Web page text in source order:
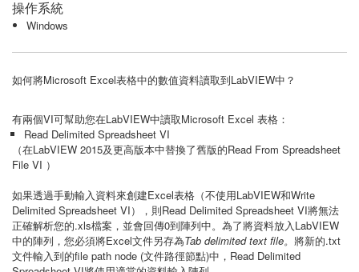
操作系統
Windows
如何將Microsoft Excel表格中的數值資料讀取到LabVIEW中？
有兩個VI可幫助您在LabVIEW中讀取Microsoft Excel 表格：
Read Delimited Spreadsheet VI
（在LabVIEW 2015及更高版本中替換了舊版的Read From Spreadsheet
File VI ）
如果透過手動輸入資料​​來創建Excel表格（不使用LabVIEW和Write
Delimited Spreadsheet VI），則Read Delimited Spreadsheet VI將無法
正確解析您的.xls檔案，並會回傳0到陣列中。為了將資料放入LabVIEW
中的陣列，您必須將Excel文件另存為Tab delimited text file。 將新的.txt
文件輸入到的file path node (文件路徑節點)中，Read Delimited